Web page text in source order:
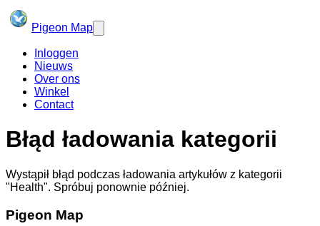
Pigeon Map
Inloggen
Nieuws
Over ons
Winkel
Contact
Błąd ładowania kategorii
Wystąpił błąd podczas ładowania artykułów z kategorii
"Health". Spróbuj ponownie później.
Pigeon Map